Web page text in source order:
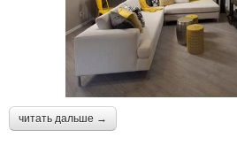
читать дальше →